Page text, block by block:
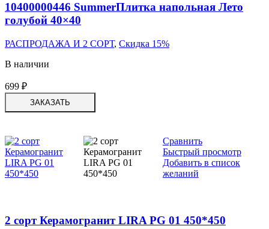
10400000446 SummerПлитка напольная Лето
голубой 40×40
РАСПРОДАЖА И 2 СОРТ, Скидка 15%
В наличии
699 ₽
ЗАКАЗАТЬ
Сравнить
Быстрый просмотр
Добавить в список
желаний
2 сорт Керамогранит LIRA PG 01 450*450